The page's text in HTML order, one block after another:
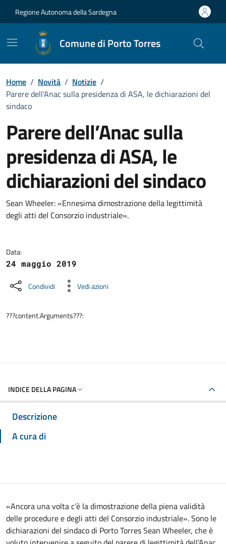
Regione Autonoma della Sardegna
Comune di Porto Torres
Home / Novità / Notizie /
Parere dell’Anac sulla presidenza di ASA, le dichiarazioni del
sindaco
Parere dell’Anac sulla
presidenza di ASA, le
dichiarazioni del sindaco
Dettagli della notizia
Sean Wheeler: «Ennesima dimostrazione della legittimità
degli atti del Consorzio industriale».
Data:
24 maggio 2019
Condividi Vedi azioni
???content.Arguments???:
INDICE DELLA PAGINA
Descrizione
A cura di
«Ancora una volta c’è la dimostrazione della piena validità
delle procedure e degli atti del Consorzio industriale». Sono le
dichiarazioni del sindaco di Porto Torres Sean Wheeler, che è